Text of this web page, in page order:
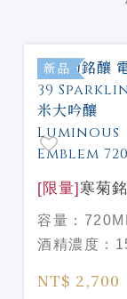
新品
[限量] 寒菊
照菊 39
純米大吟釀
Luminous
Emblem
容量：
酒精濃度：
NT$ 2,700